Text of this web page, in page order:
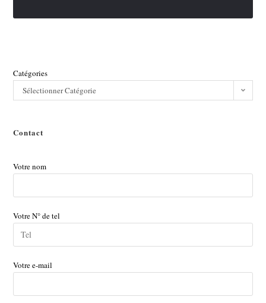
Catégories
Sélectionner Catégorie
Contact
Votre nom
Votre N° de tel
Votre e-mail